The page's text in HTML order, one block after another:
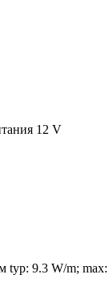
12 V
typ: 9.3 W/m;